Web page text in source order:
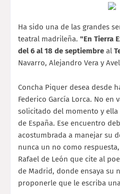
Ha sido una de las grandes
teatral madrileña. "En Tierra
del 6 al 18 de septiembre al
Navarro, Alejandro Vera y
Concha Piquer desea desde
Federico García Lorca. No en
solicitado del momento y
de España. Ese encuentro
acostumbrada a manejar su
nunca un no como
Rafael de León que cite al
de Madrid, donde ensaya su
proponerle que le escriba